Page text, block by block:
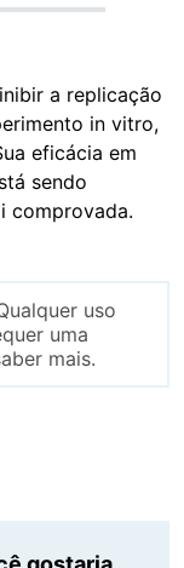
a replicação
in vitro,
eficácia em
sendo
comprovada.
uso
uma
mais.